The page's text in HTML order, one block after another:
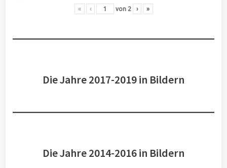
« ‹ von 2 › »
Die Jahre 2017-2019 in Bildern
Die Jahre 2014-2016 in Bildern